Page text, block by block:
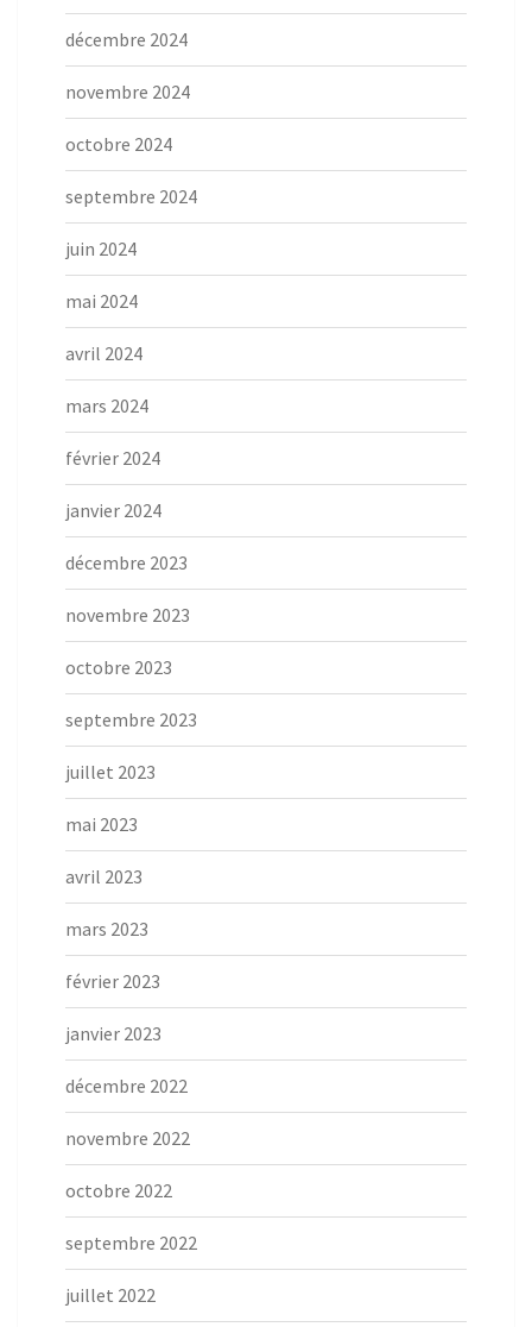
décembre 2024
novembre 2024
octobre 2024
septembre 2024
juin 2024
mai 2024
avril 2024
mars 2024
février 2024
janvier 2024
décembre 2023
novembre 2023
octobre 2023
septembre 2023
juillet 2023
mai 2023
avril 2023
mars 2023
février 2023
janvier 2023
décembre 2022
novembre 2022
octobre 2022
septembre 2022
juillet 2022